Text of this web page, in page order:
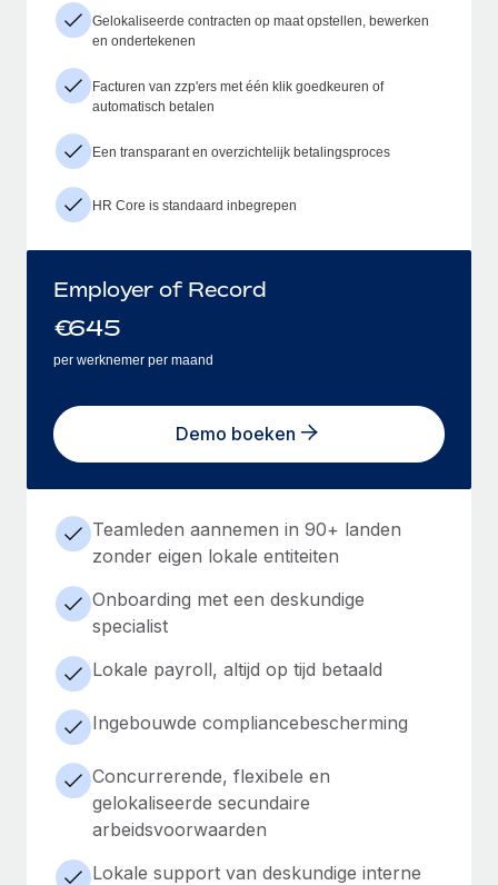
Gelokaliseerde contracten op maat opstellen, bewerken
en ondertekenen
Facturen van zzp'ers met één klik goedkeuren of
automatisch betalen
Een transparant en overzichtelijk betalingsproces
HR Core is standaard inbegrepen
Employer of Record
€645
per werknemer per maand
Demo boeken
Teamleden aannemen in 90+ landen
zonder eigen lokale entiteiten
Onboarding met een deskundige
specialist
Lokale payroll, altijd op tijd betaald
Ingebouwde compliancebescherming
Concurrerende, flexibele en
gelokaliseerde secundaire
arbeidsvoorwaarden
Lokale support van deskundige interne